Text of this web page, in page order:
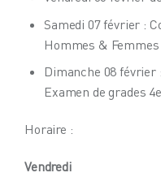
Samedi 07 février :
Hommes & Femmes
Dimanche 08
Examen de grades
Horaire :
Vendredi